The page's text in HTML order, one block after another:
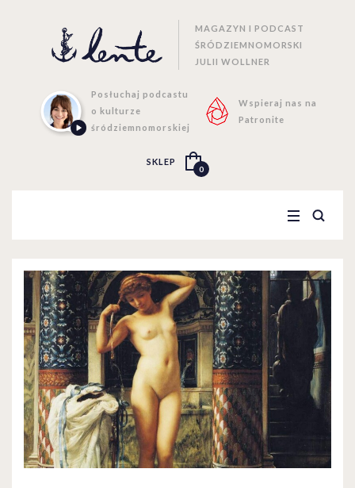
MAGAZYN I PODCAST
ŚRÓDZIEMNOMORSKI
JULII WOLLNER
Posłuchaj podcastu
o kulturze
śródziemnomorskiej
Wspieraj nas na
Patronite
SKLEP
0